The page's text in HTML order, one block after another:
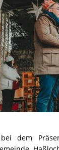
dem